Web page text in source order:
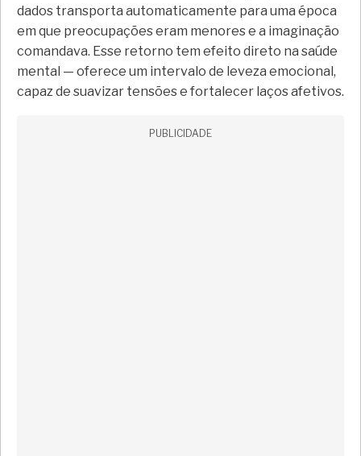
dados transporta automaticamente para uma época
em que preocupações eram menores e a imaginação
comandava. Esse retorno tem efeito direto na saúde
mental — oferece um intervalo de leveza emocional,
capaz de suavizar tensões e fortalecer laços afetivos.
PUBLICIDADE